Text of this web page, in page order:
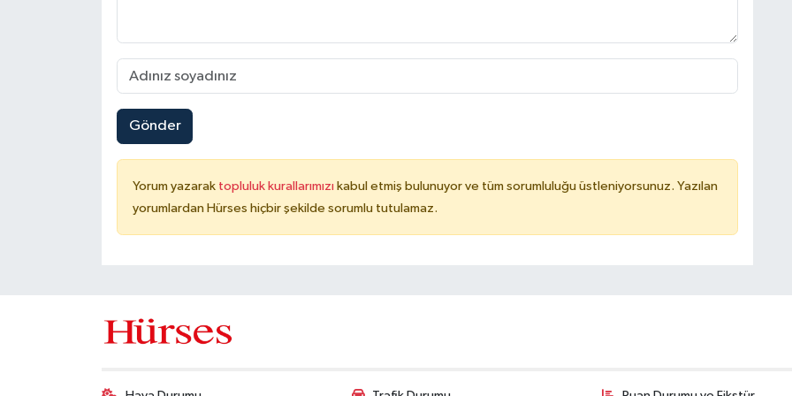
Gönder
Yorum yazarak topluluk kurallarımızı kabul etmiş bulunuyor ve tüm sorumluluğu üstleniyorsunuz. Yazılan
yorumlardan Hürses hiçbir şekilde sorumlu tutulamaz.